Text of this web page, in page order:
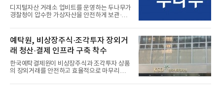
디지털자산 거래소 업비트를 운영하는 두나무가
경찰청이 압수한 가상자산을 안전하게 보관·관
예탁원, 비상장주식·조각투자 장외거
래 청산·결제 인프라 구축 착수
한국예탁결제원이 비상장주식과 조각투자 상품
의 장외거래를 안전하고 효율적으로 마무리하기